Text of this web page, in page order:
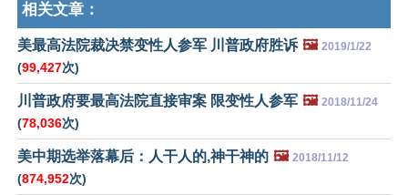
相关文章：
美最高法院裁决禁变性人参军 川普政府胜诉 🖼️ 2019/1/22
(99,427次)
川普政府要最高法院直接审案 限变性人参军 🖼️ 2018/11/24
(78,036次)
美中期选举落幕后：人干人的,神干神的 🖼️ 2018/11/12
(874,952次)